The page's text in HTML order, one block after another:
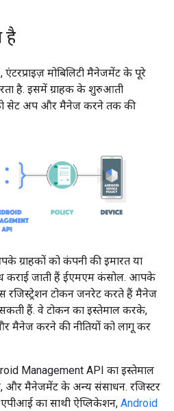
है
मोबिलिटी मैनेजमेंट के पूरे
है. इसमें ग्राहक के शुरुआती
को सेट अप और मैनेज करने तक की
ग्राहकों को कंपनी की इमारत या
कराई जाती हैं ईएमएम कंसोल. आपके
रजिस्ट्रेशन टोकन जनरेट करते हैं मैनेज
हैं. वे टोकन का इस्तेमाल करके,
मैनेज करने की नीतियों को लागू कर
Management API का इस्तेमाल
और मैनेजमेंट के अन्य संसाधन. रजिस्टर
एपीआई का साथी ऐप्लिकेशन, Android